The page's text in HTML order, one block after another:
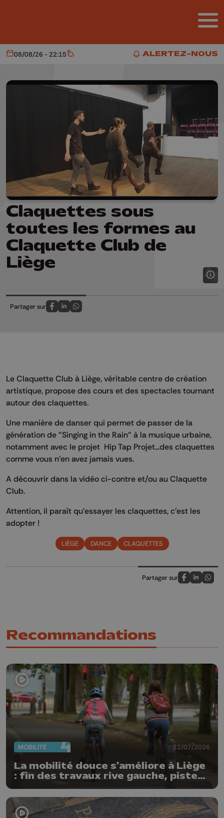
ALERTEZ-NOUS
ALERTEZ-NOUS
Aujourd'hui
08/08/26 - 22:15 Météo
Claquettes sous
toutes les formes au
Claquette Club de
Liège
Partager sur
Partagez sur FaceBook
Partagez sur LinkedIn
Partagez sur Whatsapp
Le Claquette Club à Liège, véritable centre de création
artistique, propose des cours et des spectacles tournant
autour des claquettes.
Une manière de danser qui permet de passer de la
génération de "Singing in the Rain" à la musique urbaine,
notamment avec le projet Hip Tap Projet...des claquettes
comme vous n'en avez jamais vues.
A découvrir dans la vidéo ci-contre et/ou au Claquette
Club.
Attention, il paraît qu'essayer les claquettes, c'est les
adopter !
LIÈGE DANCE CLAQUETTES
Partager sur
Partagez sur
Partagez
Recommandations
MOBILITÉ 22/07/2026
La mobilité douce s'améliore à Liège
: fin des travaux rive gauche, pistes
Guillemins...